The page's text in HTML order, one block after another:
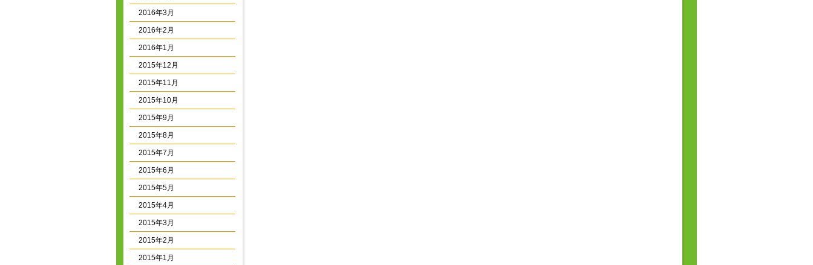
2016年3月
2016年2月
2016年1月
2015年12月
2015年11月
2015年10月
2015年9月
2015年8月
2015年7月
2015年6月
2015年5月
2015年4月
2015年3月
2015年2月
2015年1月